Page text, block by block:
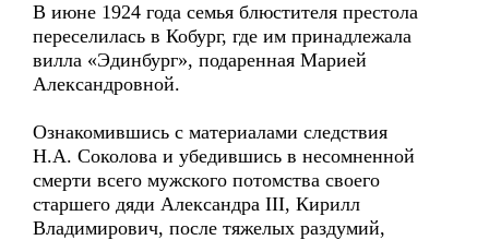
В июне 1924 года семья блюстителя престола
переселилась в Кобург, где им принадлежала
вилла «Эдинбург», подаренная Марией
Александровной.
Ознакомившись с материалами следствия
Н.А. Соколова и убедившись в несомненной
смерти всего мужского потомства своего
старшего дяди Александра III, Кирилл
Владимирович, после тяжелых раздумий,